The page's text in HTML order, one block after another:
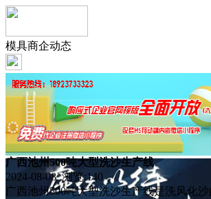
模具商企动态
广西池州500吨大型洗沙生产线
2024-08-08 浏览:140
广西池州500吨大型洗沙生产线是洗风化